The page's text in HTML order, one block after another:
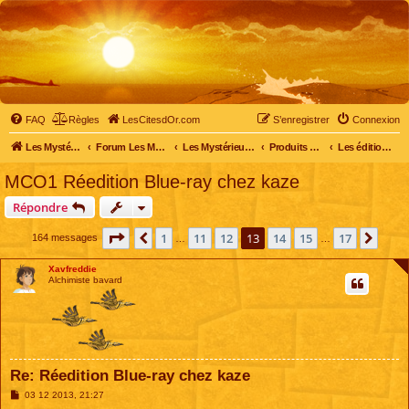
FAQ Règles LesCitesdOr.com Connexion
S’enregistrer
Les Mystérieuses Cités d'Or - LesCitesdOr.com Forum Les Mystérieuses Cités d'Or Les Mystérieuses Cités d'Or Produits dérivés Les éditions DVD
MCO1 Réedition Blue-ray chez kaze
Répondre
164 messages Page 13 sur 17
Précédente
1 11 12 13 14 15 17
Xavfreddie
Alchimiste bavard
Re: Réedition Blue-ray chez kaze
M03 12 2013, 21:27